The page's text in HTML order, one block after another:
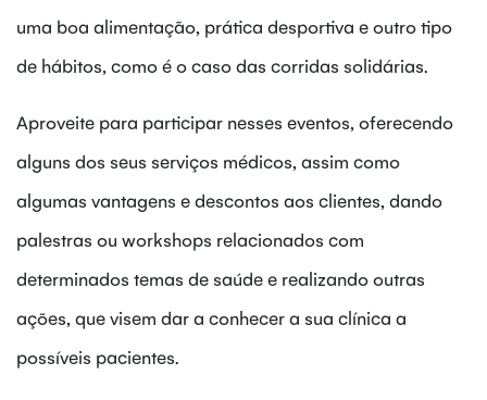
uma boa alimentação, prática desportiva e outro tipo
de hábitos, como é o caso das corridas solidárias.
Aproveite para participar nesses eventos, oferecendo
alguns dos seus serviços médicos, assim como
algumas vantagens e descontos aos clientes, dando
palestras ou workshops relacionados com
determinados temas de saúde e realizando outras
ações, que visem dar a conhecer a sua clínica a
possíveis pacientes.